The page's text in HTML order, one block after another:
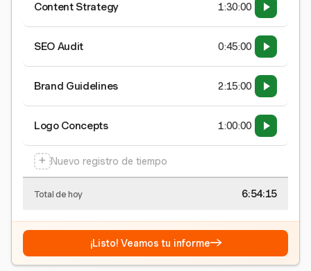
Content Strategy 1:30:00
SEO Audit 0:45:00
Brand Guidelines 2:15:00
Logo Concepts 1:00:00
+ Nuevo registro de tiempo
Total de hoy 6:54:15
¡Listo! Veamos tu informe→